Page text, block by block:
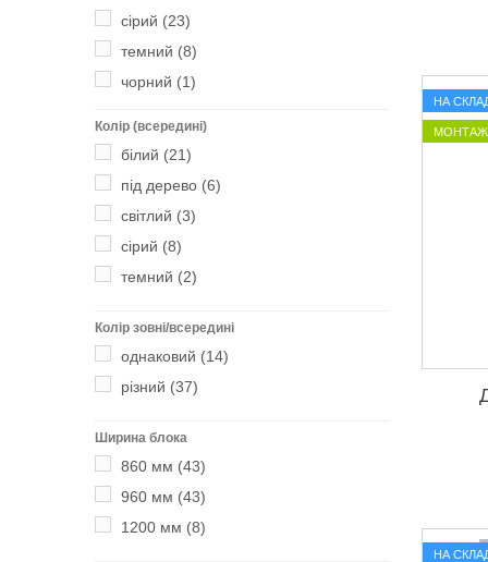
сірий (23)
темний (8)
чорний (1)
Колір (всередині)
білий (21)
під дерево (6)
світлий (3)
сірий (8)
темний (2)
Колір зовні/всередині
однаковий (14)
різний (37)
Ширина блока
860 мм (43)
960 мм (43)
1200 мм (8)
НА
МОНТАЖ
НА